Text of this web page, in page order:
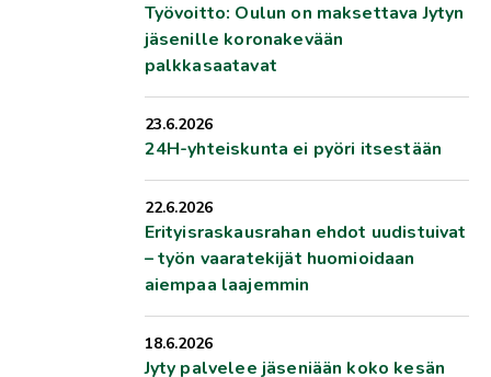
Työvoitto: Oulun on maksettava Jytyn
jäsenille koronakevään
palkkasaatavat
23.6.2026
24H-yhteiskunta ei pyöri itsestään
22.6.2026
Erityisraskausrahan ehdot uudistuivat
– työn vaaratekijät huomioidaan
aiempaa laajemmin
18.6.2026
Jyty palvelee jäseniään koko kesän